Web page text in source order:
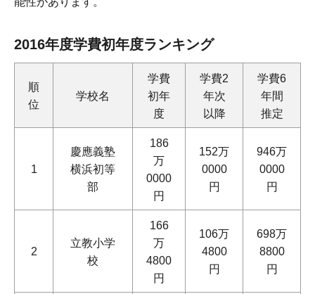
2016年度学費初年度ランキング
順
位
学校名
学費
初年
度
学費2
年次
以降
学費6
年間
推定
1
慶應義塾
横浜初等
部
186
万
0000
円
152万
0000
円
946万
0000
円
2
立教小学
校
166
万
4800
円
106万
4800
円
698万
8800
円